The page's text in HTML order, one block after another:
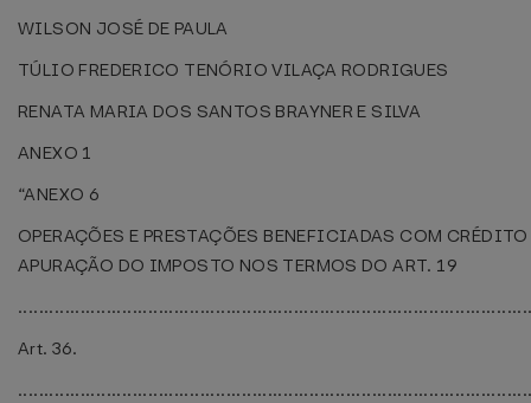
WILSON JOSÉ DE PAULA
TÚLIO FREDERICO TENÓRIO VILAÇA RODRIGUES
RENATA MARIA DOS SANTOS BRAYNER E SILVA
ANEXO 1
“ANEXO 6
OPERAÇÕES E PRESTAÇÕES BENEFICIADAS COM
APURAÇÃO DO IMPOSTO NOS TERMOS DO ART. 19
Art. 36.